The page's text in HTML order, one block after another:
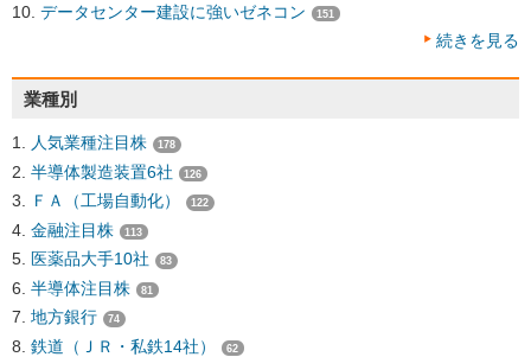
データセンター建設に強いゼネコン 151
続きを見る
業種別
人気業種注目株 178
半導体製造装置6社 126
ＦＡ（工場自動化） 122
金融注目株 113
医薬品大手10社 83
半導体注目株 81
地方銀行 74
鉄道（ＪＲ・私鉄14社） 62